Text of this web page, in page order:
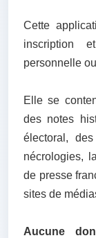
Cette
inscription
personnelle
Elle se
des notes
électoral,
nécrologies,
de presse
sites de
Aucune